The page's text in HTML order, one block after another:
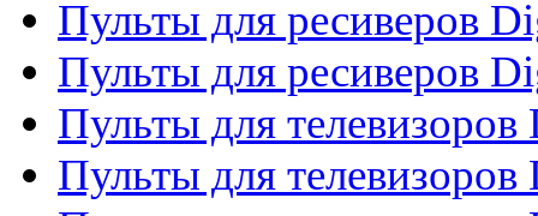
Пульты для ресиверов
Пульты для ресиверов
Пульты для
Пульты для